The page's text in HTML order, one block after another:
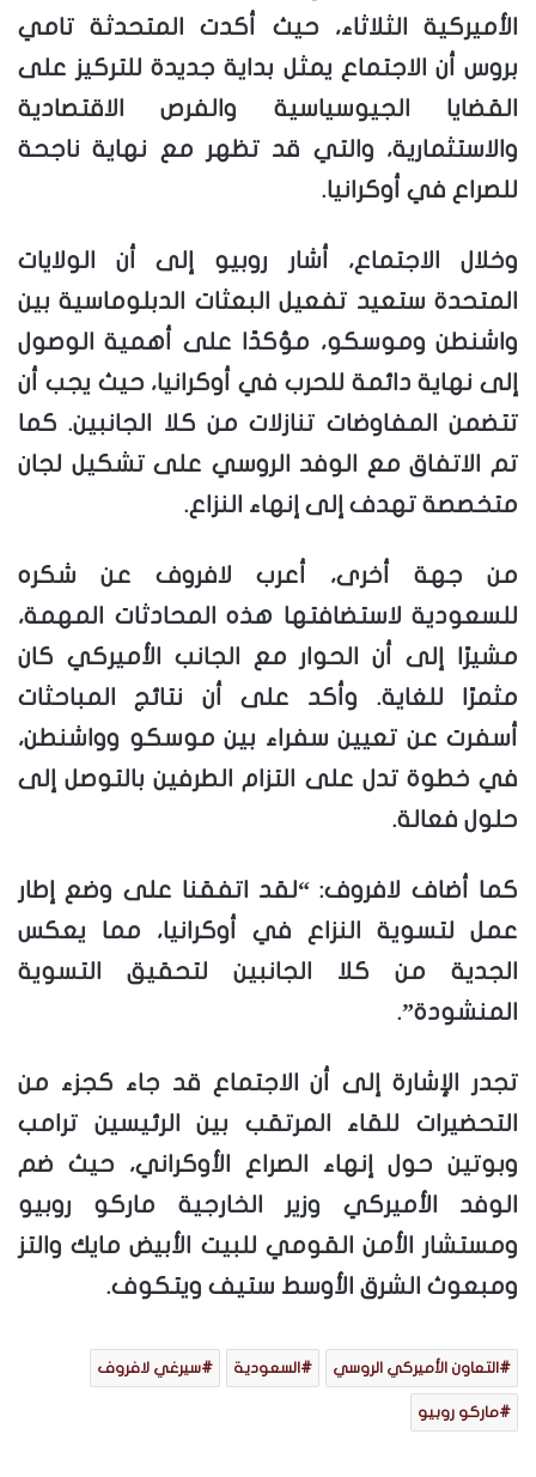
الأميركية الثلاثاء، حيث أكدت المتحدثة تامي
بروس أن الاجتماع يمثل بداية جديدة للتركيز على
القضايا الجيوسياسية والفرص الاقتصادية
والاستثمارية، والتي قد تظهر مع نهاية ناجحة
للصراع في أوكرانيا.
وخلال الاجتماع، أشار روبيو إلى أن الولايات
المتحدة ستعيد تفعيل البعثات الدبلوماسية بين
واشنطن وموسكو، مؤكدًا على أهمية الوصول
إلى نهاية دائمة للحرب في أوكرانيا، حيث يجب أن
تتضمن المفاوضات تنازلات من كلا الجانبين. كما
تم الاتفاق مع الوفد الروسي على تشكيل لجان
متخصصة تهدف إلى إنهاء النزاع.
من جهة أخرى، أعرب لافروف عن شكره
للسعودية لاستضافتها هذه المحادثات المهمة،
مشيرًا إلى أن الحوار مع الجانب الأميركي كان
مثمرًا للغاية. وأكد على أن نتائج المباحثات
أسفرت عن تعيين سفراء بين موسكو وواشنطن،
في خطوة تدل على التزام الطرفين بالتوصل إلى
حلول فعالة.
كما أضاف لافروف: “لقد اتفقنا على وضع إطار
عمل لتسوية النزاع في أوكرانيا، مما يعكس
الجدية من كلا الجانبين لتحقيق التسوية
المنشودة”.
تجدر الإشارة إلى أن الاجتماع قد جاء كجزء من
التحضيرات للقاء المرتقب بين الرئيسين ترامب
وبوتين حول إنهاء الصراع الأوكراني، حيث ضم
الوفد الأميركي وزير الخارجية ماركو روبيو
ومستشار الأمن القومي للبيت الأبيض مايك والتز
ومبعوث الشرق الأوسط ستيف ويتكوف.
التعاون الأميركي الروسي السعودية سيرغي لافروف
ماركو روبيو